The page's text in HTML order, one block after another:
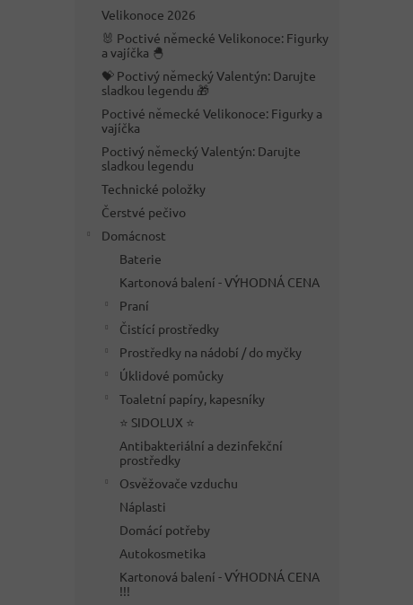
Velikonoce 2026
🐰 Poctivé německé Velikonoce: Figurky
a vajíčka 🐣
💝 Poctivý německý Valentýn: Darujte
sladkou legendu 🎁
Poctivé německé Velikonoce: Figurky a
vajíčka
Poctivý německý Valentýn: Darujte
sladkou legendu
Technické položky
Čerstvé pečivo
Domácnost
Baterie
Kartonová balení - VÝHODNÁ CENA
Praní
Čistící prostředky
Prostředky na nádobí / do myčky
Úklidové pomůcky
Toaletní papíry, kapesníky
⭐ SIDOLUX ⭐
Antibakteriální a dezinfekční
prostředky
Osvěžovače vzduchu
Náplasti
Domácí potřeby
Autokosmetika
Kartonová balení - VÝHODNÁ CENA
!!!